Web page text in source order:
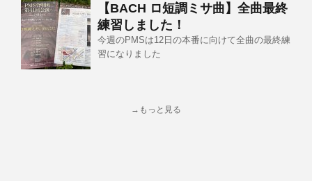
【BACH ロ短調ミサ曲】全曲最終
練習しました！
今週のPMSは12日の本番に向けて全曲の最終練
習になりました
→もっと見る